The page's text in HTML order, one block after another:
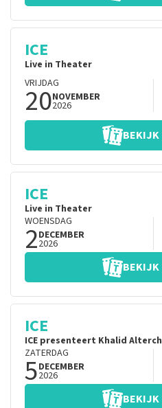
ICE
Live in Theater
VRIJDAG
20NOVEMBER
2026
BEKIJK
ICE
Live in Theater
WOENSDAG
2DECEMBER
2026
BEKIJK
ICE
ICE presenteert Khalid Alterch
ZATERDAG
5DECEMBER
2026
BEKIJK